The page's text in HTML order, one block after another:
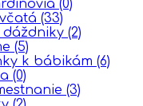
(0)
(33)
dáždniky (2)
(5)
k bábikám (6)
(0)
(3)